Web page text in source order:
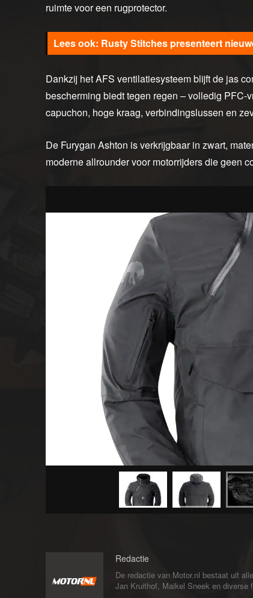
ruimte voor een rugprotector.
Rusty Stitches presenteert
Dankzij het AFS ventilatiesysteem blijft de jas
bescherming biedt tegen regen – volledig
capuchon, hoge kraag, verbindingslussen en
De Furygan Ashton is verkrijgbaar in zwart,
moderne allrounder voor motorrijders die geen
Redactie
De redactie van Motor.nl bestaat uit
Jan Kruithof, Maikel Sneek en diverse